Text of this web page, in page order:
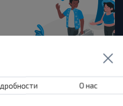
акции, скидки иО нас